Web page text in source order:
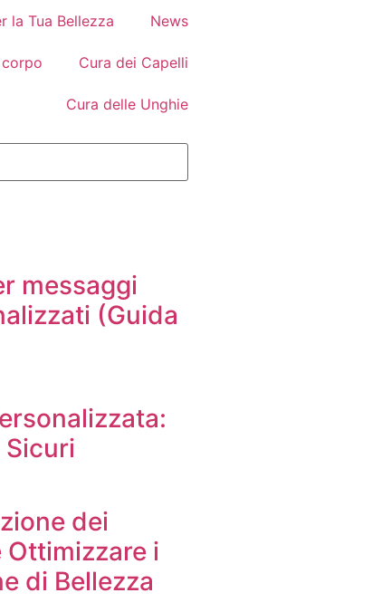
la Tua Bellezza News
Cura dei Capelli
Cura delle Unghie
messaggi
(Guida
Sicuri
dei
Ottimizzare i
di Bellezza